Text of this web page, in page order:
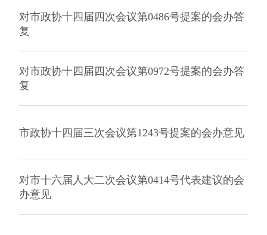
对市政协十四届四次会议第0486号提案的会办答
复
对市政协十四届四次会议第0972号提案的会办答
复
市政协十四届三次会议第1243号提案的会办意见
对市十六届人大二次会议第0414号代表建议的会
办意见